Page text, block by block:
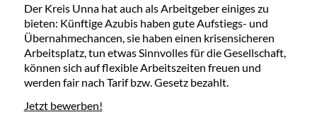
Der Kreis Unna hat auch als Arbeitgeber einiges zu
bieten: Künftige Azubis haben gute Aufstiegs- und
Übernahmechancen, sie haben einen krisensicheren
Arbeitsplatz, tun etwas Sinnvolles für die Gesellschaft,
können sich auf flexible Arbeitszeiten freuen und
werden fair nach Tarif bzw. Gesetz bezahlt.
Jetzt bewerben!